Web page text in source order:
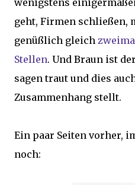
wenigstens
geht, Firmen schließen,
genüßlich gleich
Stellen. Und Braun ist
sagen traut und dies
Zusammenhang stellt.
Ein paar Seiten vorher,
noch: